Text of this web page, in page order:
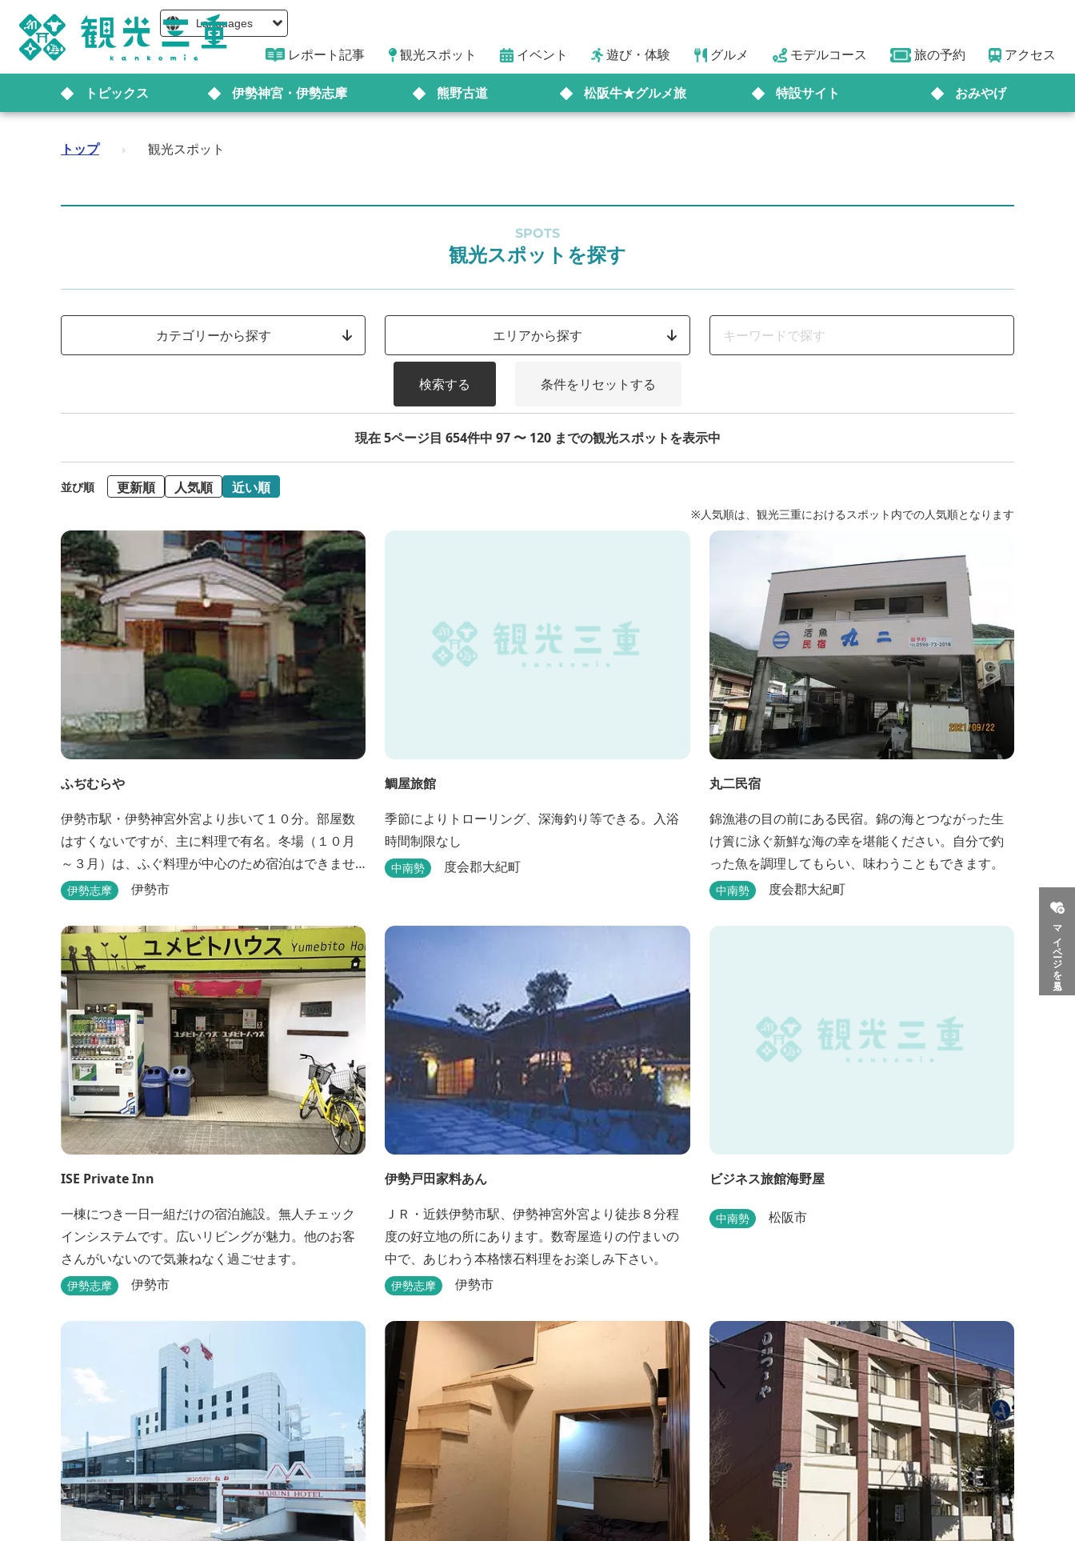
Languages
レポート記事 観光スポット イベント 遊び・体験 グルメ モデルコース 旅の予約 アクセス
トピックス 伊勢神宮・伊勢志摩 熊野古道 松阪牛★グルメ旅 特設サイト おみやげ
マイページを見る
トップ › 観光スポット
SPOTS
観光スポットを探す
カテゴリーから探す エリアから探す
検索する 条件をリセットする
現在 5ページ目 654件中 97 〜 120 までの観光スポットを表示中
並び順 更新順 人気順 近い順
※人気順は、観光三重におけるスポット内での人気順となります
ふぢむらや
伊勢市駅・伊勢神宮外宮より歩いて１０分。部屋数
はすくないですが、主に料理で有名。冬場（１０月
～３月）は、ふぐ料理が中心のため宿泊はできませ
ん。他に季節ごとに地元素材を生かした特殊料理も
伊勢志摩 伊勢市
鯛屋旅館
季節によりトローリング、深海釣り等できる。入浴
時間制限なし
中南勢 度会郡大紀町
丸二民宿
錦漁港の目の前にある民宿。錦の海とつながった生
け簀に泳ぐ新鮮な海の幸を堪能ください。自分で釣
った魚を調理してもらい、味わうこともできます。
中南勢 度会郡大紀町
ISE Private Inn
一棟につき一日一組だけの宿泊施設。無人チェック
インシステムです。広いリビングが魅力。他のお客
さんがいないので気兼ねなく過ごせます。
伊勢志摩 伊勢市
伊勢戸田家料あん
ＪＲ・近鉄伊勢市駅、伊勢神宮外宮より徒歩８分程
度の好立地の所にあります。数寄屋造りの佇まいの
中で、あじわう本格懐石料理をお楽しみ下さい。
伊勢志摩 伊勢市
ビジネス旅館海野屋
中南勢 松阪市